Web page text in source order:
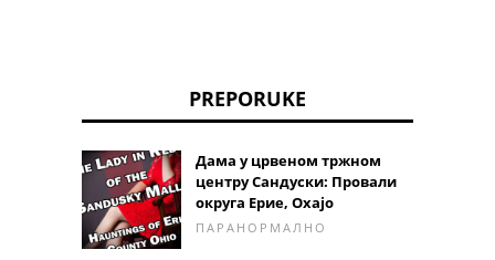
PREPORUKE
Дама у црвеном тржном
центру Сандуски: Провали
округа Ерие, Охајо
ПАРАНОРМАЛНО